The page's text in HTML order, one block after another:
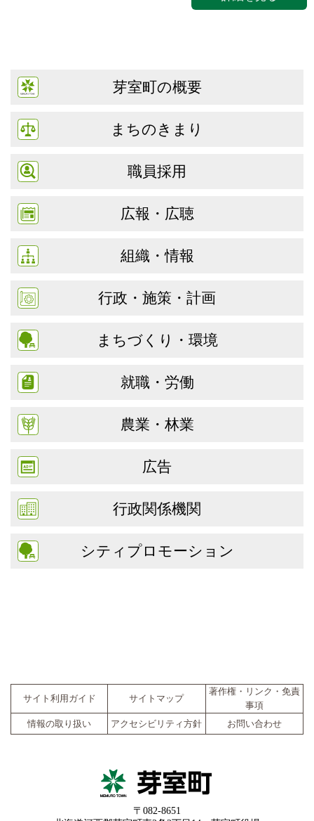
芽室町の概要
まちのきまり
職員採用
広報・広聴
組織・情報
行政・施策・計画
まちづくり・環境
就職・労働
農業・林業
広告
行政関係機関
シティプロモーション
サイト利用ガイド サイトマップ
著作権・リンク・免責
事項
情報の取り扱い
アクセシビリティ方針 お問い合わせ
〒082-8651